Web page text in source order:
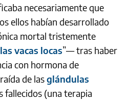
necesariamente que
ellos habían desarrollado
mortal tristemente
vacas locas”— tras haber
con hormona de
de lasglándulas
fallecidos (una terapia